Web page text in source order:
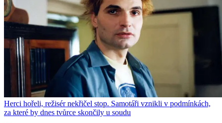
Herci hořeli, režisér nekřičel stop. Samotáři vznikli v podmínkách,
za které by dnes tvůrce skončily u soudu